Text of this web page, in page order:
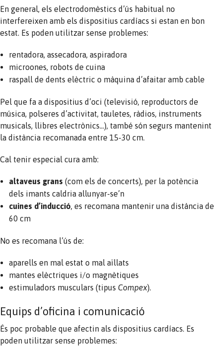
En general, els electrodomèstics d’ús habitual no
interfereixen amb els dispositius cardíacs si estan en bon
estat. Es poden utilitzar sense problemes:
rentadora, assecadora, aspiradora
microones, robots de cuina
raspall de dents elèctric o màquina d’afaitar amb cable
Pel que fa a dispositius d’oci (televisió, reproductors de
música, polseres d’activitat, tauletes, ràdios, instruments
musicals, llibres electrònics…), també són segurs mantenint
la distància recomanada entre 15-30 cm.
Cal tenir especial cura amb:
altaveus grans (com els de concerts), per la potència
dels imants caldria allunyar-se’n
cuines d’inducció , es recomana mantenir una distància de
60 cm
No es recomana l’ús de:
aparells en mal estat o mal aïllats
mantes elèctriques i/o magnètiques
estimuladors musculars (tipus Compex).
Equips d’oficina i comunicació
És poc probable que afectin als dispositius cardíacs. Es
poden utilitzar sense problemes: